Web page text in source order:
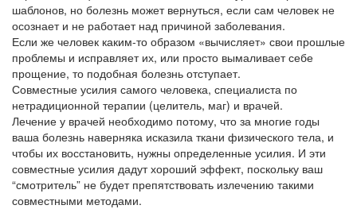
шаблонов, но болезнь может вернуться, если сам человек не
осознает и не работает над причиной заболевания.
Если же человек каким-то образом «вычисляет» свои прошлые
проблемы и исправляет их, или просто вымаливает себе
прощение, то подобная болезнь отступает.
Совместные усилия самого человека, специалиста по
нетрадиционной терапии (целитель, маг) и врачей.
Лечение у врачей необходимо потому, что за многие годы
ваша болезнь наверняка исказила ткани физического тела, и
чтобы их восстановить, нужны определенные усилия. И эти
совместные усилия дадут хороший эффект, поскольку ваш
“смотритель” не будет препятствовать излечению такими
совместными методами.